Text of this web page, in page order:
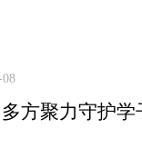
08
方聚力守护学